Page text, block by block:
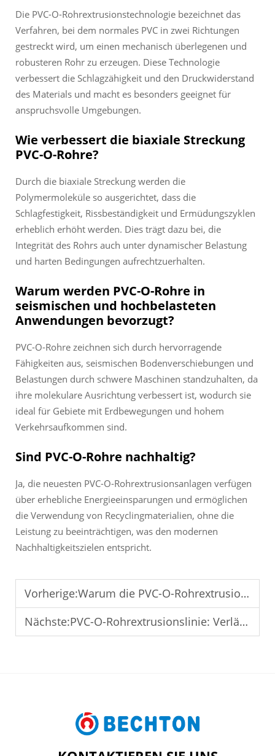
Die PVC-O-Rohrextrusionstechnologie bezeichnet das
Verfahren, bei dem normales PVC in zwei Richtungen
gestreckt wird, um einen mechanisch überlegenen und
robusteren Rohr zu erzeugen. Diese Technologie
verbessert die Schlagzähigkeit und den Druckwiderstand
des Materials und macht es besonders geeignet für
anspruchsvolle Umgebungen.
Wie verbessert die biaxiale Streckung
PVC-O-Rohre?
Durch die biaxiale Streckung werden die
Polymermoleküle so ausgerichtet, dass die
Schlagfestigkeit, Rissbeständigkeit und Ermüdungszyklen
erheblich erhöht werden. Dies trägt dazu bei, die
Integrität des Rohrs auch unter dynamischer Belastung
und harten Bedingungen aufrechtzuerhalten.
Warum werden PVC-O-Rohre in
seismischen und hochbelasteten
Anwendungen bevorzugt?
PVC-O-Rohre zeichnen sich durch hervorragende
Fähigkeiten aus, seismischen Bodenverschiebungen und
Belastungen durch schwere Maschinen standzuhalten, da
ihre molekulare Ausrichtung verbessert ist, wodurch sie
ideal für Gebiete mit Erdbewegungen und hohem
Verkehrsaufkommen sind.
Sind PVC-O-Rohre nachhaltig?
Ja, die neuesten PVC-O-Rohrextrusionsanlagen verfügen
über erhebliche Energieeinsparungen und ermöglichen
die Verwendung von Recyclingmaterialien, ohne die
Leistung zu beeinträchtigen, was den modernen
Nachhaltigkeitszielen entspricht.
Vorherige:Warum die PVC-O-Rohrextrusionslinie Langlebigkeit unter extremen Bedingungen gewährleistet
Nächste:PVC-O-Rohrextrusionslinie: Verlängerung der Lebensdauer und Zuverlässigkeit von Rohren